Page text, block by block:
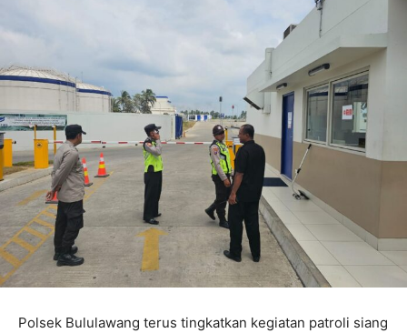
Polsek Bululawang terus tingkatkan kegiatan patroli siang